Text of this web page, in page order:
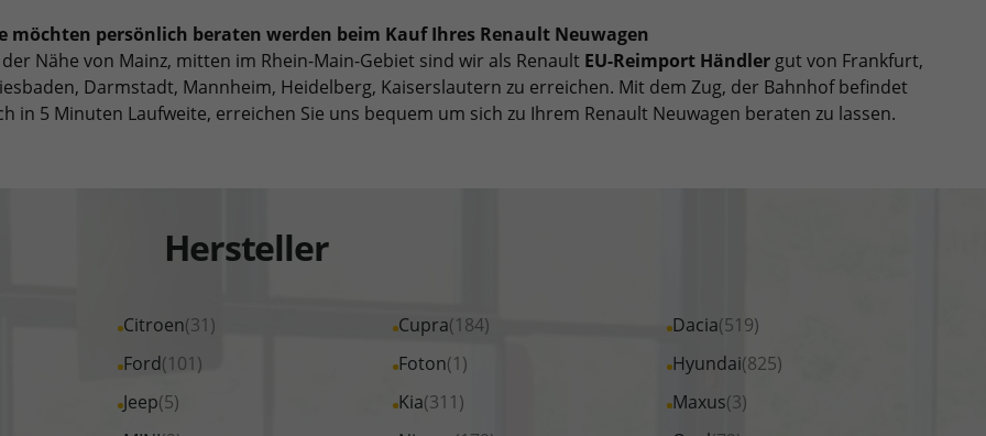
möchten persönlich beraten werden beim Kauf Ihres Renault Neuwagen
Nähe von Mainz, mitten im Rhein-Main-Gebiet sind wir als Renault EU-Reimport Händlergut von Frankfurt,
Darmstadt, Mannheim, Heidelberg, Kaiserslautern zu erreichen. Mit dem Zug, der Bahnhof befindet
in 5 Minuten Laufweite, erreichen Sie uns bequem um sich zu Ihrem Renault Neuwagen beraten zu lassen.
Hersteller
Citroen(31)
Alle
Fahrzeuge
Citroen
Cupra(184)
Alle
Fahrzeuge
Cupra
Dacia(519)
Alle
Fahrzeuge
Dacia
Ford(101)
Alle
Fahrzeuge
Foton(1)
Alle
Fahrzeuge
Hyundai(825)
Alle
Fahrzeuge
Jeep(5)
Alle
Kia(311)
Alle
Maxus(3)
Alle